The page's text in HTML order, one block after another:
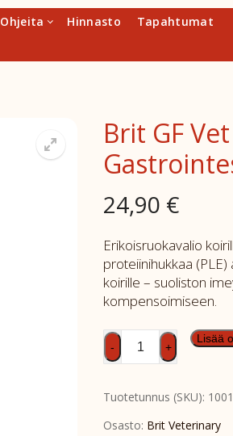
Ohjeita Hinnasto
Tapahtumat
Brit GF
24,90 €
Erikoisruokavalio
proteiinihukkaa
koirille – suoliston
kompensoimiseen.
Brit
GF
Diet
Dog
- +
Lisää
Tuotetunnus (SKU):
Osasto: Brit Veterinary